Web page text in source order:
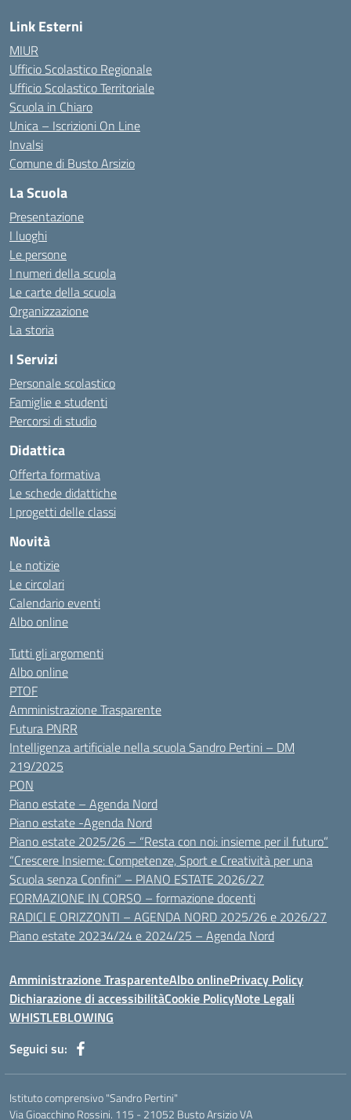
Link Esterni
MIUR
Ufficio Scolastico Regionale
Ufficio Scolastico Territoriale
Scuola in Chiaro
Unica – Iscrizioni On Line
Invalsi
Comune di Busto Arsizio
La Scuola
Presentazione
I luoghi
Le persone
I numeri della scuola
Le carte della scuola
Organizzazione
La storia
I Servizi
Personale scolastico
Famiglie e studenti
Percorsi di studio
Didattica
Offerta formativa
Le schede didattiche
I progetti delle classi
Novità
Le notizie
Le circolari
Calendario eventi
Albo online
Tutti gli argomenti
Albo online
PTOF
Amministrazione Trasparente
Futura PNRR
Intelligenza artificiale nella scuola Sandro Pertini – DM
219/2025
PON
Piano estate – Agenda Nord
Piano estate -Agenda Nord
Piano estate 2025/26 – “Resta con noi: insieme per il futuro”
“Crescere Insieme: Competenze, Sport e Creatività per una
Scuola senza Confini” – PIANO ESTATE 2026/27
FORMAZIONE IN CORSO – formazione docenti
RADICI E ORIZZONTI – AGENDA NORD 2025/26 e 2026/27
Piano estate 20234/24 e 2024/25 – Agenda Nord
Amministrazione TrasparenteAlbo onlinePrivacy Policy
Dichiarazione di accessibilitàCookie PolicyNote Legali
WHISTLEBLOWING
Seguici su:
Istituto comprensivo "Sandro Pertini"
Via Gioacchino Rossini. 115 - 21052 Busto Arsizio VA